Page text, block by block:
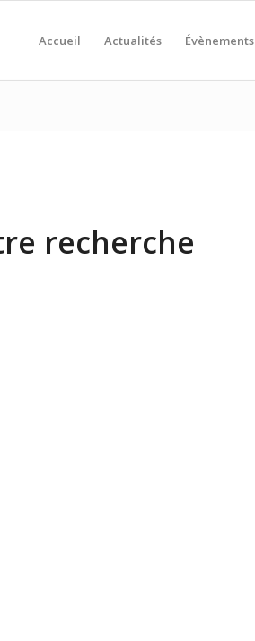
Accueil Actualités Évènements
recherche